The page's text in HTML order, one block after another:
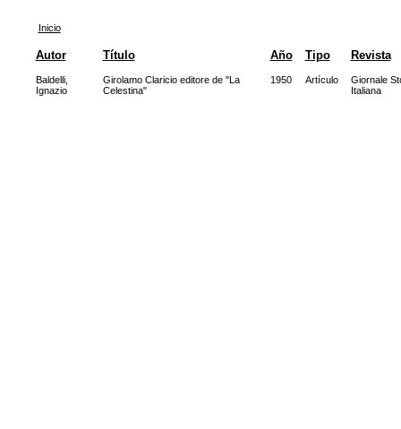
Inicio
Autor Título Año Tipo Revista
Baldelli,
Ignazio
Girolamo Claricio editore de "La
Celestina"
1950 Artículo
Giornale
Italiana